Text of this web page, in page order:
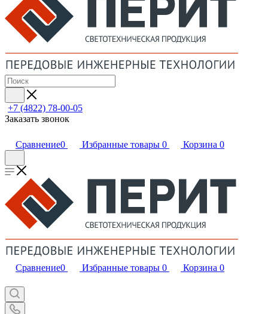
+7 (4822) 78-00-05
Заказать звонок
Сравнение0 Избранные товары 0 Корзина 0
Сравнение0 Избранные товары 0 Корзина 0